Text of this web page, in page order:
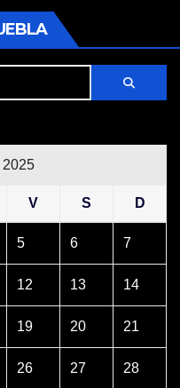
V S D
5 6 7
12 13 14
19 20 21
26 27 28